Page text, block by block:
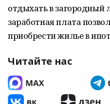
отдыхать в загородный
заработная плата
приобрести жилье в
Читайте нас